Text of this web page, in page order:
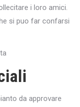
i loro amici.
si puo far confarsi
da approvare